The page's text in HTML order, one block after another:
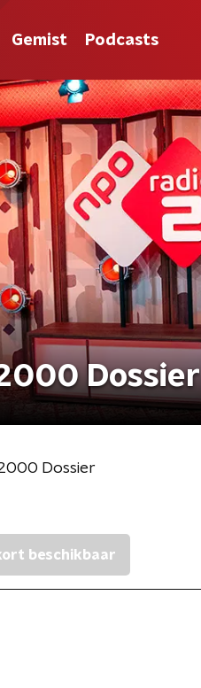
Gemist Podcasts
Dossier
Dossier
beschikbaar